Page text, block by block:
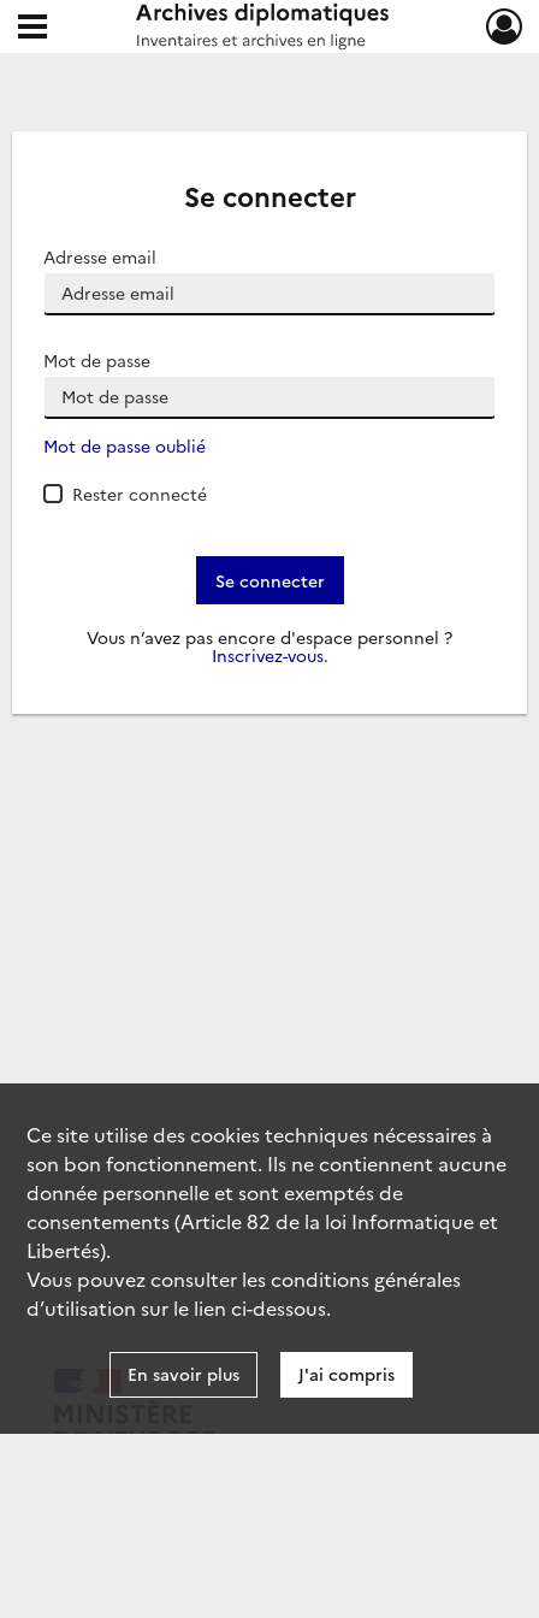
Archives diplomatiques
Ouvrir le menu déroulant
Se connecter
Adresse email
Mot de passe
Mot de passe oublié
Rester connecté
Se connecter
Vous n’avez pas encore d'espace personnel ?
Inscrivez-vous.
Ce site utilise descookiestechniques nécessaires à
son bon fonctionnement. Ils ne contiennent aucune
donnée personnelle et sont exemptés de
consentements (Article 82 de la loi Informatique et
Libertés).
Vous pouvez consulter les conditions générales
d’utilisation sur le lien ci-dessous.
En savoir plus J'ai compris